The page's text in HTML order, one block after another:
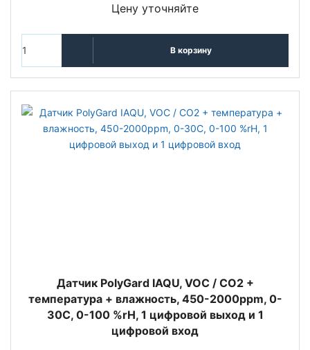
Цену уточняйте
В корзину
Датчик PolyGard IAQU, VOC / CO2 +
температура + влажность, 450-2000ppm, 0-
30C, 0-100 %rH, 1 цифровой выход и 1
цифровой вход